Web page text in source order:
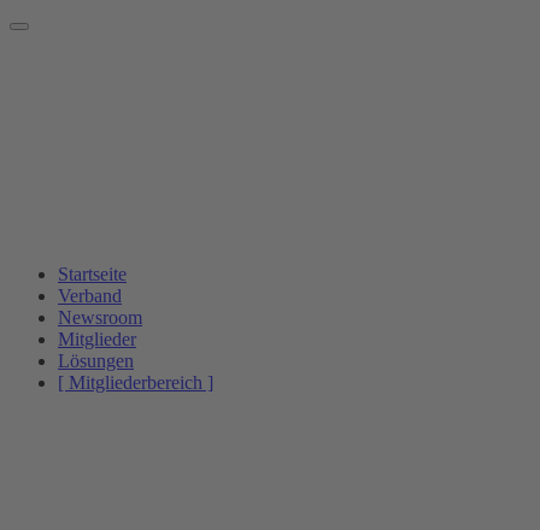
Startseite
Verband
Newsroom
Mitglieder
Lösungen
[ Mitgliederbereich ]